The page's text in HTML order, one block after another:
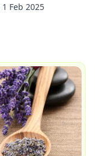
1 Feb 2025